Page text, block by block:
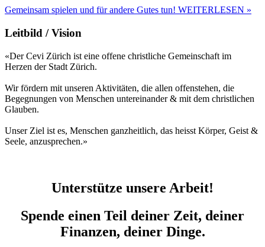
Gemeinsam spielen und für andere Gutes tun! WEITERLESEN »
Leitbild / Vision
«Der Cevi Zürich ist eine offene christliche Gemeinschaft im
Herzen der Stadt Zürich.
Wir fördern mit unseren Aktivitäten, die allen offenstehen, die
Begegnungen von Menschen untereinander & mit dem christlichen
Glauben.
Unser Ziel ist es, Menschen ganzheitlich, das heisst Körper, Geist &
Seele, anzusprechen.»
Unterstütze unsere Arbeit!
Spende einen Teil deiner Zeit, deiner
Finanzen, deiner Dinge.